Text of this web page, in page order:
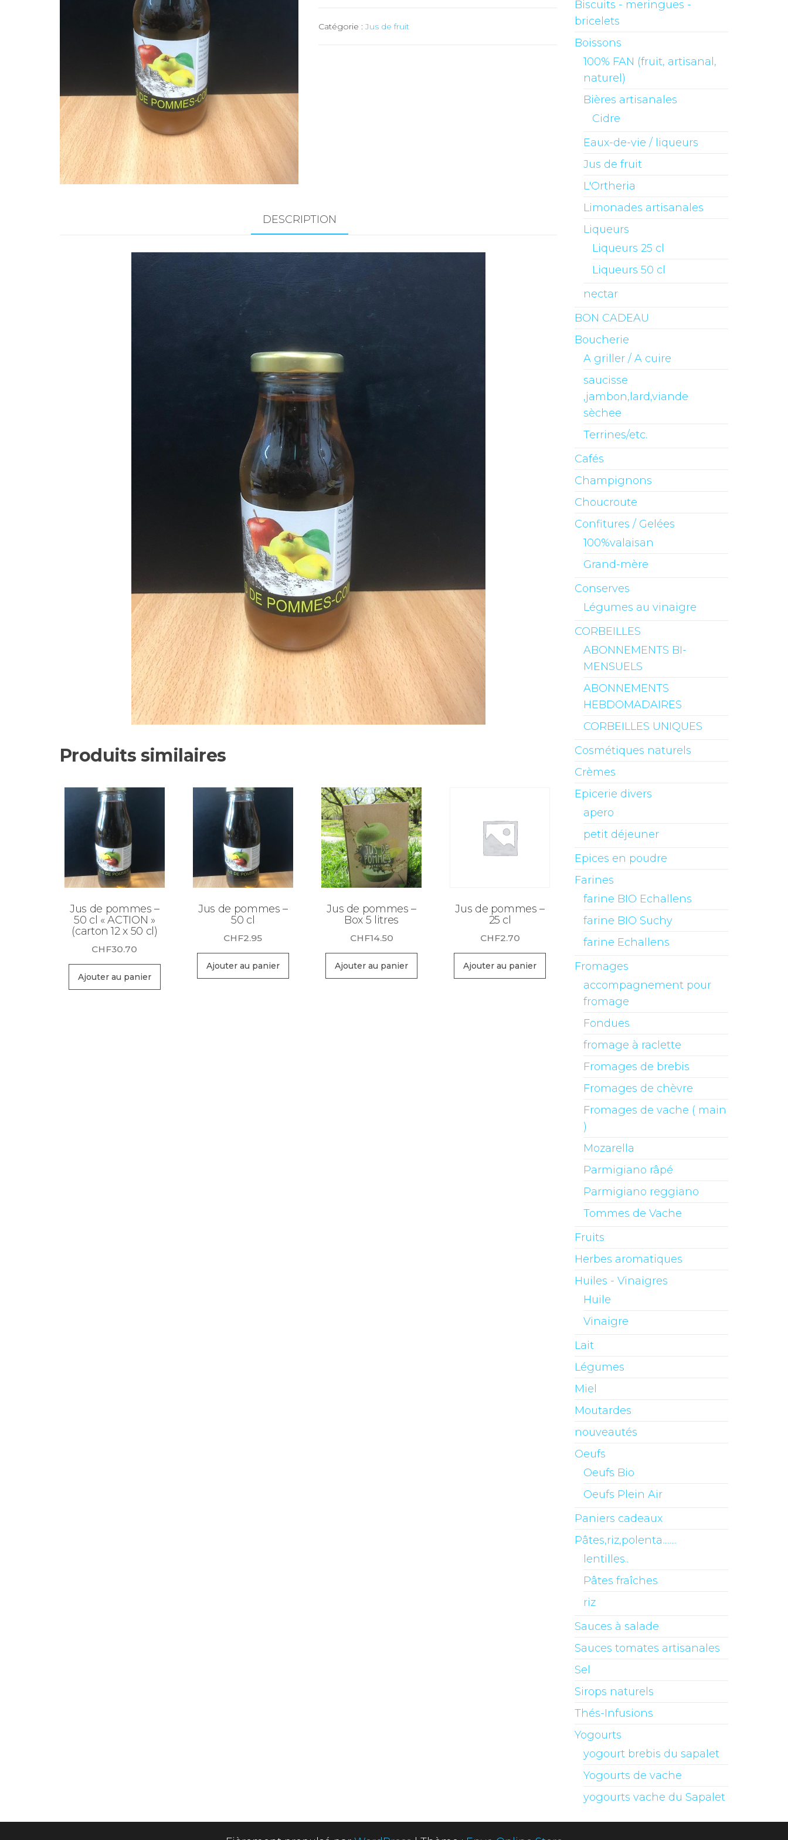
de
Catégorie :Jus de fruit
DESCRIPTION
Produits similaires
Jus de pommes –
50 cl « ACTION »
(carton 12 x 50 cl)
CHF30.70
Ajouter au panier
Jus de pommes –
50 cl
CHF2.95
Ajouter au panier
Jus de pommes –
Box 5 litres
CHF14.50
Ajouter au panier
Jus de pommes –
25 cl
CHF2.70
Ajouter au panier
Biscuits - meringues -
bricelets
Boissons
100% FAN (fruit, artisanal,
naturel)
Bières artisanales
Cidre
Eaux-de-vie / liqueurs
Jus de fruit
L'Ortheria
Limonades artisanales
Liqueurs
Liqueurs 25 cl
Liqueurs 50 cl
nectar
BON CADEAU
Boucherie
A griller / A cuire
saucisse
,jambon,lard,viande
sèchee
Terrines/etc.
Cafés
Champignons
Choucroute
Confitures / Gelées
100%valaisan
Grand-mère
Conserves
Légumes au vinaigre
CORBEILLES
ABONNEMENTS BI-
MENSUELS
ABONNEMENTS
HEBDOMADAIRES
CORBEILLES UNIQUES
Cosmétiques naturels
Crèmes
Epicerie divers
apero
petit déjeuner
Epices en poudre
Farines
farine BIO Echallens
farine BIO Suchy
farine Echallens
Fromages
accompagnement pour
fromage
Fondues
fromage à raclette
Fromages de brebis
Fromages de chèvre
Fromages de vache ( main
)
Mozarella
Parmigiano râpé
Parmigiano reggiano
Tommes de Vache
Fruits
Herbes aromatiques
Huiles - Vinaigres
Huile
Vinaigre
Lait
Légumes
Miel
Moutardes
nouveautés
Oeufs
Oeufs Bio
Oeufs Plein Air
Paniers cadeaux
Pâtes,riz,polenta........
lentilles..
Pâtes fraîches
riz
Sauces à salade
Sauces tomates artisanales
Sel
Sirops naturels
Thés-Infusions
Yogourts
yogourt brebis du sapalet
Yogourts de vache
yogourts vache du Sapalet